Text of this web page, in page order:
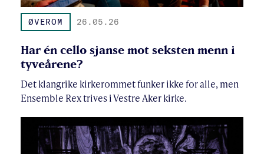
ØVEROM 26.05.26
Har én cello sjanse mot seksten menn i
tyveårene?
Det klangrike kirkerommet funker ikke for alle, men
Ensemble Rex trives i Vestre Aker kirke.